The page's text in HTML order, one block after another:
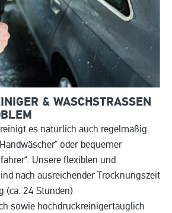
& WASCHSTRASSEN S
es natürlich auch regelmäßig.
oder bequemer
Unsere flexiblen und
nach ausreichender Trocknungszeit
(ca. 24 Stunden)
sowie hochdruckreinigertauglich